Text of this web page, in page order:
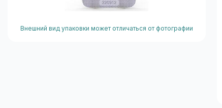
Внешний вид упаковки может отличаться от фотографии